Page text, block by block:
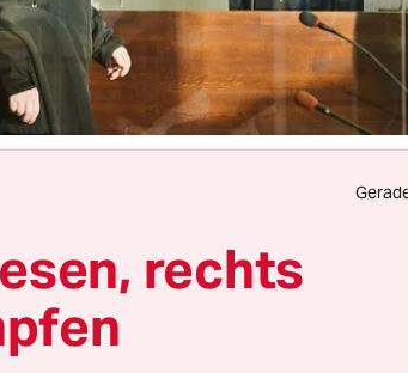
Mord. Diesen Satz
wieder und wieder
Mordprozess um die
Dass sie das tun
rechts